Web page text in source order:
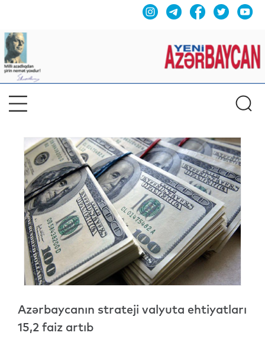
Azərbaycanın strateji valyuta ehtiyatları
15,2 faiz artıb